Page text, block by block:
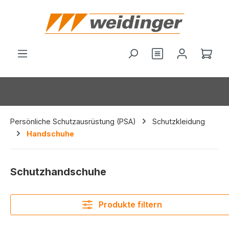
springen
Du hast 0
Persönliche Schutzausrüstung (PSA)
Schutzkleidung
Handschuhe
Schutzhandschuhe
Produkte filtern